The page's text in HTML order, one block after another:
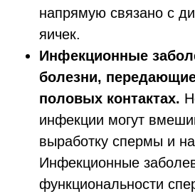
напрямую связано с
яичек.
Инфекционные
болезни,
половых контактах.
инфекции могут
выработку спермы и
Инфекционные
функциональности